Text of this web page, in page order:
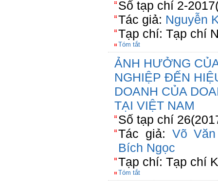
Số tạp chí 2-
Tác giả: Nguyễn
Tạp chí: Tạp chí
Tóm tắt
ẢNH HƯỞNG
NGHIỆP ĐẾN
DOANH CỦA
TẠI VIỆT NAM
Số tạp chí
Tác giả: Võ
Bích Ngọc
Tạp chí: Tạp chí
Tóm tắt